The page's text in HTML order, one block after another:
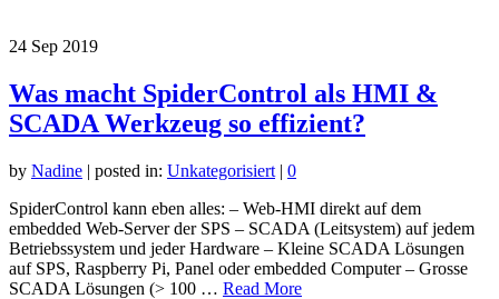
24 Sep 2019
Was macht SpiderControl als HMI &
SCADA Werkzeug so effizient?
by Nadine | posted in: Unkategorisiert | 0
SpiderControl kann eben alles: – Web-HMI direkt auf dem
embedded Web-Server der SPS – SCADA (Leitsystem) auf jedem
Betriebssystem und jeder Hardware – Kleine SCADA Lösungen
auf SPS, Raspberry Pi, Panel oder embedded Computer – Grosse
SCADA Lösungen (> 100 … Read More